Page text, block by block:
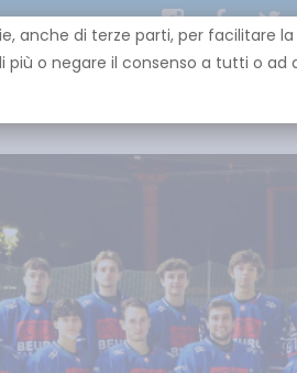
anche di terze parti, per facilitare
più o negare il consenso a tutti o ad